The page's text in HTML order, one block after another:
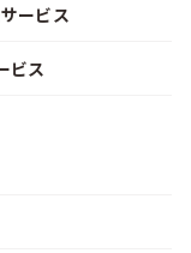
ービス
ビス